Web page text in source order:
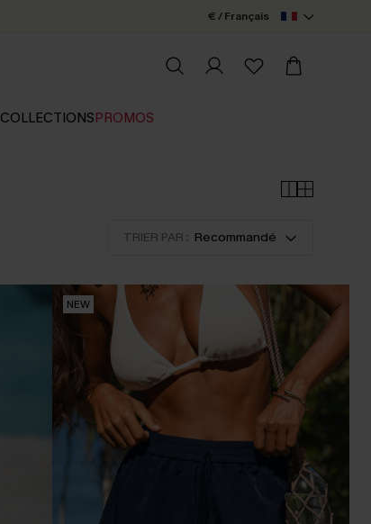
€ / Français
COLLECTIONSPROMOS
TRIER PAR : Recommandé
NEW